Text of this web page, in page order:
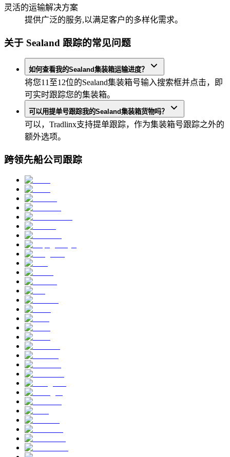
灵活的运输解决方案
提供广泛的服务,以满足客户的多样化需求。
关于 Sealand 跟踪的常见问题
如何查看我的Sealand集装箱运输进度？
将您11至12位的Sealand集装箱号输入搜索框并点击，即
可实时跟踪您的集装箱。
可以用提单号跟踪我的Sealand集装箱货物吗？
可以，Tradlinx支持提单跟踪，作为集装箱号跟踪之外的
额外选项。
跨领先船公司跟踪